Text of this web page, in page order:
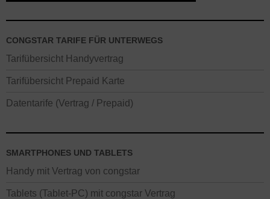
CONGSTAR TARIFE FÜR UNTERWEGS
Tarifübersicht Handyvertrag
Tarifübersicht Prepaid Karte
Datentarife (Vertrag / Prepaid)
SMARTPHONES UND TABLETS
Handy mit Vertrag von congstar
Tablets (Tablet-PC) mit congstar Vertrag